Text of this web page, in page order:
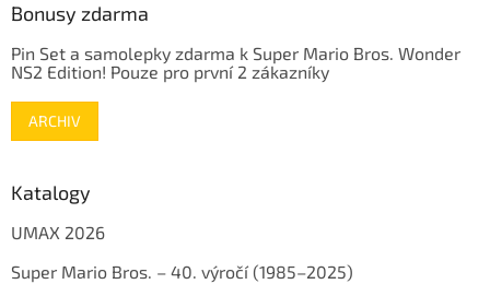
Bonusy zdarma
Pin Set a samolepky zdarma k Super Mario Bros. Wonder
NS2 Edition! Pouze pro první 2 zákazníky
ARCHIV
Katalogy
UMAX 2026
Super Mario Bros. – 40. výročí (1985–2025)